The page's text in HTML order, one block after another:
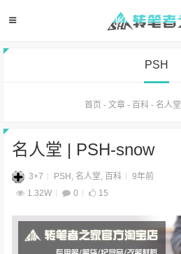
PSH
首页 - 文章- 百科- 名人堂
名人堂 | PSH-snow
3+7 PSH , 名人堂, 百科
9年前
1.32W
0 15